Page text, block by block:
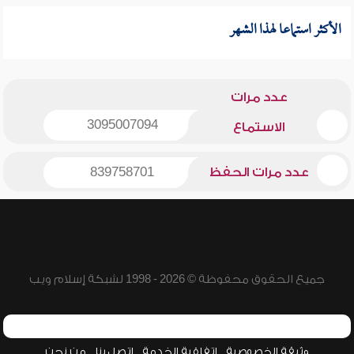
الأكثر استماعا لهذا الشهر
عدد مرات
الاستماع 3095007094
عدد مرات الحفظ 839758701
جميع الحقوق محفوظة © 2026 - 1998 لشبكة إسلام ويب
وثيقة الخصوصية اتفاقية الخدمة اتصل بنا من نحن